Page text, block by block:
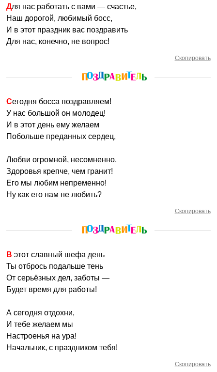
Для нас работать с вами — счастье,
Наш дорогой, любимый босс,
И в этот праздник вас поздравить
Для нас, конечно, не вопрос!
Скопировать
Сегодня босса поздравляем!
У нас большой он молодец!
И в этот день ему желаем
Побольше преданных сердец,
Любви огромной, несомненно,
Здоровья крепче, чем гранит!
Его мы любим непременно!
Ну как его нам не любить?
Скопировать
В этот славный шефа день
Ты отбрось подальше тень
От серьёзных дел, заботы —
Будет время для работы!
А сегодня отдохни,
И тебе желаем мы
Настроенья на ура!
Начальник, с праздником тебя!
Скопировать